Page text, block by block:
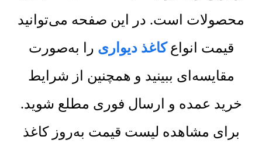
محصولات است. در این صفحه می‌توانید
قیمت انواعکاغذ دیواری را به‌صورت
مقایسه‌ای ببینید و همچنین از شرایط
خرید عمده و ارسال فوری مطلع شوید.
برای مشاهده لیست قیمت به‌روز کاغذ